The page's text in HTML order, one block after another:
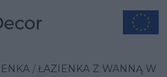
ŁAZIENKA Z WANNĄ W